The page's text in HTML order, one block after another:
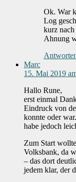
Ok. War
Log
kurz
Ahnung
Marc
15. Mai 2019
Hallo Rune,
erst einmal
Eindruck von
konnte oder
habe jedoch
Zum Start
Volksbank, da
– das dort
jedem klar, der